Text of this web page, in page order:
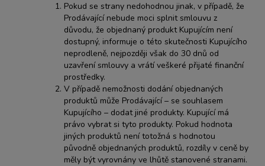
Pokud se strany nedohodnou jinak, v případě, že
Prodávající nebude moci splnit smlouvu z
důvodu, že objednaný produkt Kupujícím není
dostupný, informuje o této skutečnosti Kupujícího
neprodleně, nejpozději však do 30 dnů od
uzavření smlouvy a vrátí veškeré přijaté finanční
prostředky.
V případě nemožnosti dodání objednaných
produktů může Prodávající – se souhlasem
Kupujícího – dodat jiné produkty. Kupující má
právo vybrat si tyto produkty. Pokud hodnota
jiných produktů není totožná s hodnotou
původně objednaných produktů, rozdíly v ceně by
měly být vyrovnány ve lhůtě stanovené stranami.